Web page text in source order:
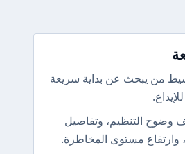
من يبحث عن بداية سريعة
وضوح التنظيم، وتفاصيل
وارتفاع مستوى المخاطرة.